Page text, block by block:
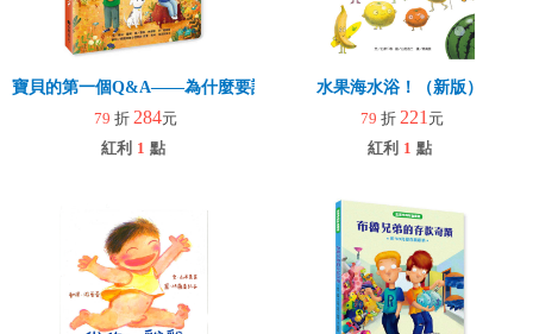
寶貝的第一個Q&A――為什麼要說對不起？
79 折 284元
紅利 1 點
水果海水浴！（新版）
79 折 221 元
紅利 1 點